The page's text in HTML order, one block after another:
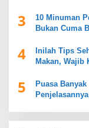
3
10 Minuman
Bukan Cuma
4
Inilah Tips
Makan, Wajib
5
Puasa